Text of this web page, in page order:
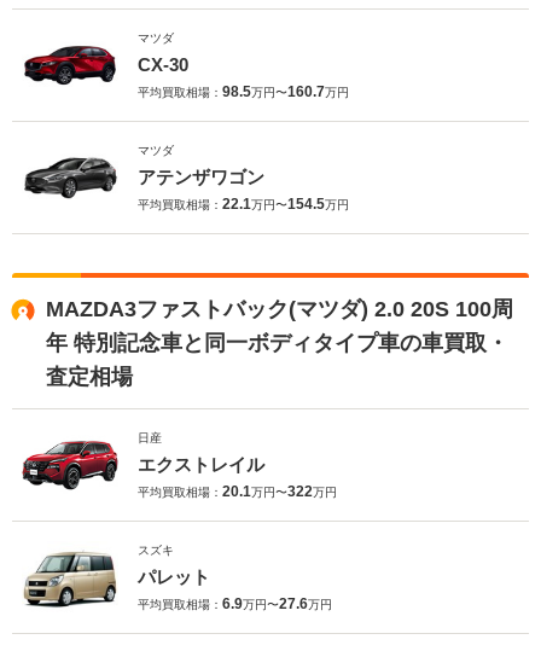
マツダ
CX-30
平均買取相場： 98.5万円〜160.7万円
マツダ
アテンザワゴン
平均買取相場： 22.1万円〜154.5万円
MAZDA3ファストバック(マツダ) 2.0 20S 100周
年 特別記念車と同一ボディタイプ車の車買取・
査定相場
日産
エクストレイル
平均買取相場： 20.1万円〜322万円
スズキ
パレット
平均買取相場： 6.9万円〜27.6万円